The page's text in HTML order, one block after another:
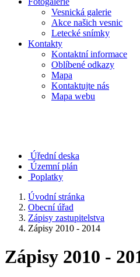
Vesnická galerie
Akce našich vesnic
Letecké snímky
Kontakty
Kontaktní informace
Oblíbené odkazy
Mapa
Kontaktujte nás
Mapa webu
Úřední deska
Územní plán
Poplatky
Úvodní stránka
Obecní úřad
Zápisy zastupitelstva
Zápisy 2010 - 2014
Zápisy 2010 -